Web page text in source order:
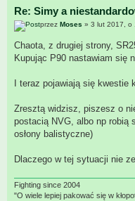
Re: Simy a
przez Moses » 3 lut 2017, o
Chaota, z drugiej strony,
Kupując P90 nastawiam się
I teraz pojawiają się
Zresztą widzisz, piszesz o
postacią NVG, albo np robią
osłony balistyczne)
Dlaczego w tej sytuacji nie
Fighting since 2004
"O wiele lepiej pakować się w